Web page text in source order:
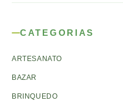
CATEGORIAS
ARTESANATO
BAZAR
BRINQUEDO